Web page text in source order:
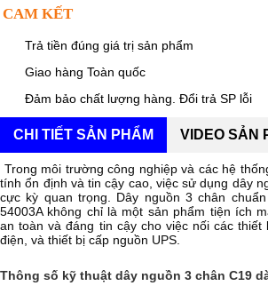
CAM KẾT
Trả tiền đúng giá trị sản phẩm
Giao hàng Toàn quốc
Đảm bảo chất lượng hàng. Đổi trả SP lỗi
CHI TIẾT SẢN PHẨM VIDEO SẢN
Trong môi trường công nghiệp và các hệ
tính ổn định và tin cậy cao, việc sử dụng dây
cực kỳ quan trọng. Dây nguồn 3 chân
54003A không chỉ là một sản phẩm tiện ích
an toàn và đáng tin cậy cho việc nối các thiết
điện, và thiết bị cấp nguồn UPS.
Thông số kỹ thuật dây nguồn 3 chân C19